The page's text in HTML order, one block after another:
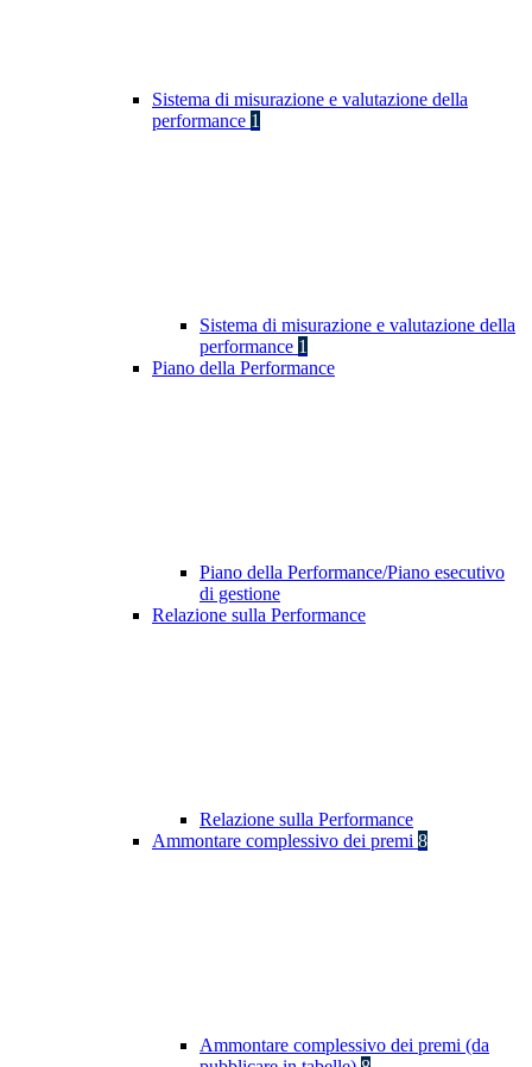
Sistema di misurazione e valutazione della
performance 1
Sistema di misurazione e valutazione della
performance 1
Piano della Performance
Piano della Performance/Piano esecutivo
di gestione
Relazione sulla Performance
Relazione sulla Performance
Ammontare complessivo dei premi 8
Ammontare complessivo dei premi (da